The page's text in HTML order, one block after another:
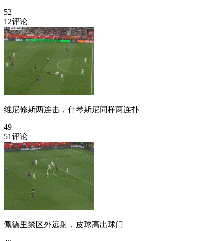
52
12评论
维尼修斯两连击，什琴斯尼同样两连扑
49
51评论
佩德里禁区外远射，皮球高出球门